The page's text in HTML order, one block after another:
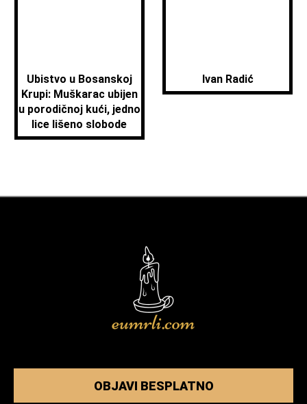
Ubistvo u Bosanskoj
Krupi: Muškarac ubijen
u porodičnoj kući, jedno
lice lišeno slobode
Ivan Radić
OBJAVI BESPLATNO